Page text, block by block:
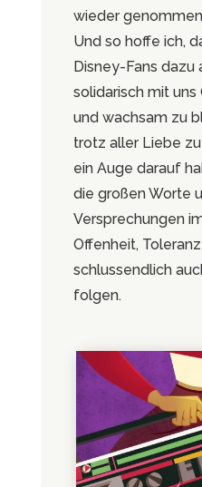
wieder
Und so hoffe ich,
Disney-Fans dazu
solidarisch mit
und wachsam zu
trotz aller Liebe zu
ein Auge darauf
die großen Worte
Versprechungen
Offenheit,
schlussendlich
folgen.